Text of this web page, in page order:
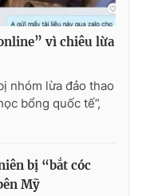
không có sự chấp
khi phát hành lại
vì chiêu lừa
nhóm lừa đảo thao
bổng quốc tế”,
bị “bắt cóc
Mỹ